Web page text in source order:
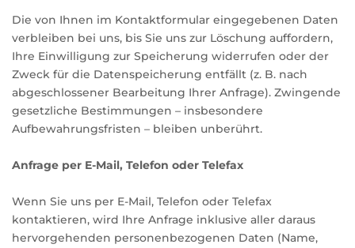
Die von Ihnen im Kontaktformular eingegebenen Daten
verbleiben bei uns, bis Sie uns zur Löschung auffordern,
Ihre Einwilligung zur Speicherung widerrufen oder der
Zweck für die Datenspeicherung entfällt (z. B. nach
abgeschlossener Bearbeitung Ihrer Anfrage). Zwingende
gesetzliche Bestimmungen – insbesondere
Aufbewahrungsfristen – bleiben unberührt.
Anfrage per E-Mail, Telefon oder Telefax
Wenn Sie uns per E-Mail, Telefon oder Telefax
kontaktieren, wird Ihre Anfrage inklusive aller daraus
hervorgehenden personenbezogenen Daten (Name,